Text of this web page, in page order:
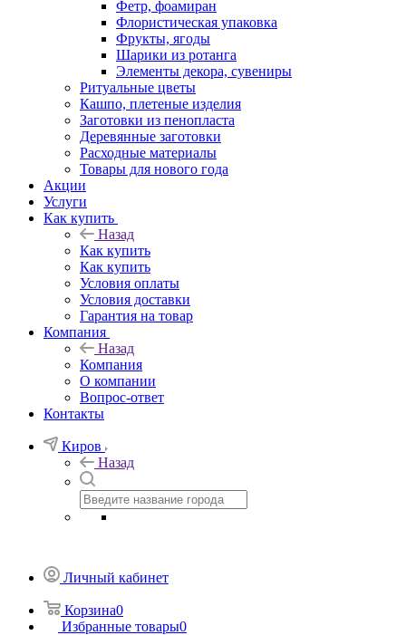
Фетр, фоамиран
Флористическая упаковка
Фрукты, ягоды
Шарики из ротанга
Элементы декора, сувениры
Ритуальные цветы
Кашпо, плетеные изделия
Заготовки из пенопласта
Деревянные заготовки
Расходные материалы
Товары для нового года
Акции
Услуги
Как купить
Назад
Как купить
Как купить
Условия оплаты
Условия доставки
Гарантия на товар
Компания
Назад
Компания
О компании
Вопрос-ответ
Контакты
Киров
Назад
Личный кабинет
Корзина0
Избранные товары0